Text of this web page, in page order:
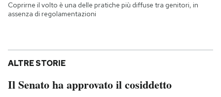
Coprirne il volto è una delle pratiche più diffuse tra genitori, in
assenza di regolamentazioni
ALTRE STORIE
Il Senato ha approvato il cosiddetto